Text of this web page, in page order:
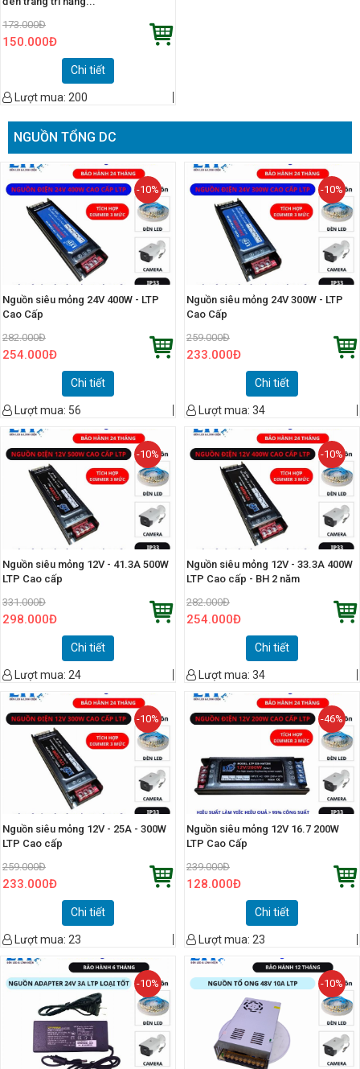
173.000Đ
150.000Đ
Chi tiết
Lượt mua: 200
NGUỒN TỔNG DC
-10%
Nguồn siêu mỏng 24V 400W - LTP
Cao Cấp
282.000Đ
254.000Đ
Chi tiết
Lượt mua: 56
-10%
Nguồn siêu mỏng 24V 300W - LTP
Cao Cấp
259.000Đ
233.000Đ
Chi tiết
Lượt mua: 34
-10%
Nguồn siêu mỏng 12V - 41.3A 500W
LTP Cao cấp
331.000Đ
298.000Đ
Chi tiết
Lượt mua: 24
-10%
Nguồn siêu mỏng 12V - 33.3A 400W
LTP Cao cấp - BH 2 năm
282.000Đ
254.000Đ
Chi tiết
Lượt mua: 34
-10%
Nguồn siêu mỏng 12V - 25A - 300W
LTP Cao cấp
259.000Đ
233.000Đ
Chi tiết
Lượt mua: 23
-46%
Nguồn siêu mỏng 12V 16.7 200W
LTP Cao Cấp
239.000Đ
128.000Đ
Chi tiết
Lượt mua: 23
-10% -10%